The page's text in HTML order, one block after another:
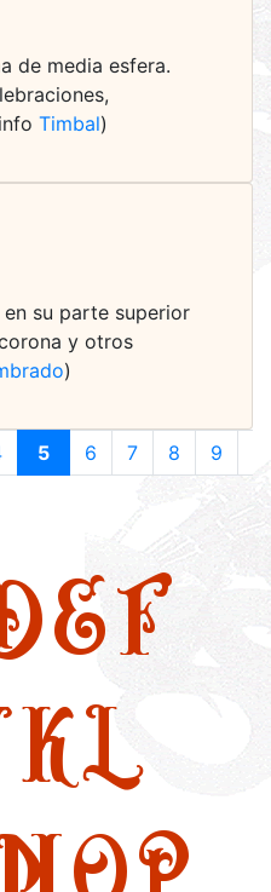
de media esfera.
Timbal)
en su parte superior
y otros
)
5 6 7 8 9
EF
KL